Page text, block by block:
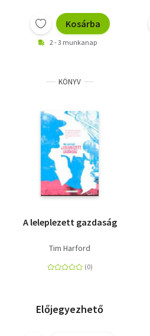
Kosárba
2 - 3 munkanap
KÖNYV
A leleplezett gazdaság
Tim Harford
Előjegyezhető